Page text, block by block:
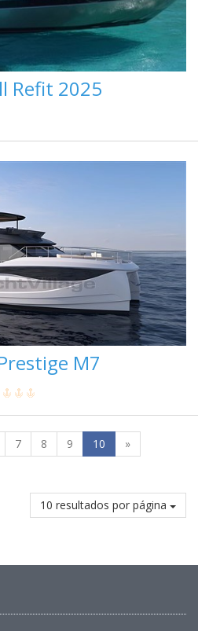
Refit 2025
M7
7 8 9 10 »
10 resultados por página